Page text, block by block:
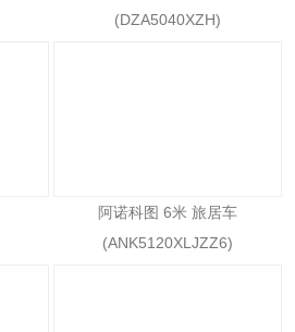
(DZA5040XZH)
阿诺科图 6米 旅居车
(ANK5120XLJZZ6)